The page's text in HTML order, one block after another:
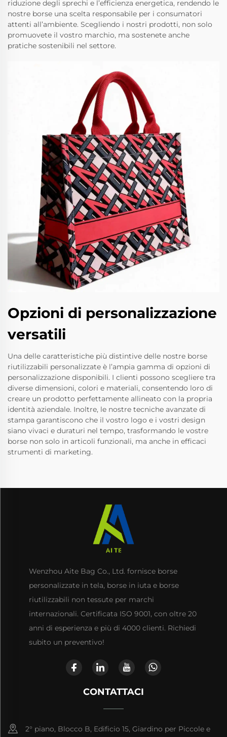
riduzione degli sprechi e l’efficienza energetica, rendendo le
nostre borse una scelta responsabile per i consumatori
attenti all’ambiente. Scegliendo i nostri prodotti, non solo
promuovete il vostro marchio, ma sostenete anche
pratiche sostenibili nel settore.
Opzioni di personalizzazione
versatili
Una delle caratteristiche più distintive delle nostre borse
riutilizzabili personalizzate è l’ampia gamma di opzioni di
personalizzazione disponibili. I clienti possono scegliere tra
diverse dimensioni, colori e materiali, consentendo loro di
creare un prodotto perfettamente allineato con la propria
identità aziendale. Inoltre, le nostre tecniche avanzate di
stampa garantiscono che il vostro logo e i vostri design
siano vivaci e duraturi nel tempo, trasformando le vostre
borse non solo in articoli funzionali, ma anche in efficaci
strumenti di marketing.
Wenzhou Aite Bag Co., Ltd. fornisce borse
personalizzate in tela, borse in iuta e borse
riutilizzabili non tessute per marchi
internazionali. Certificata ISO 9001, con oltre 20
anni di esperienza e più di 4000 clienti. Richiedi
subito un preventivo!
CONTATTACI
2° piano, Blocco B, Edificio 15, Giardino per Piccole e